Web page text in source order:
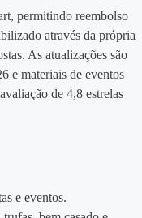
permitindo reembolso
através da própria
As atualizações são
e materiais de eventos
de 4,8 estrelas
e eventos.